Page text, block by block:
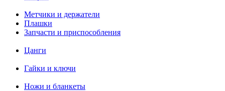
Метчики и держатели
Плашки
Запчасти и приспособления
Цанги
Гайки и ключи
Ножи и бланкеты